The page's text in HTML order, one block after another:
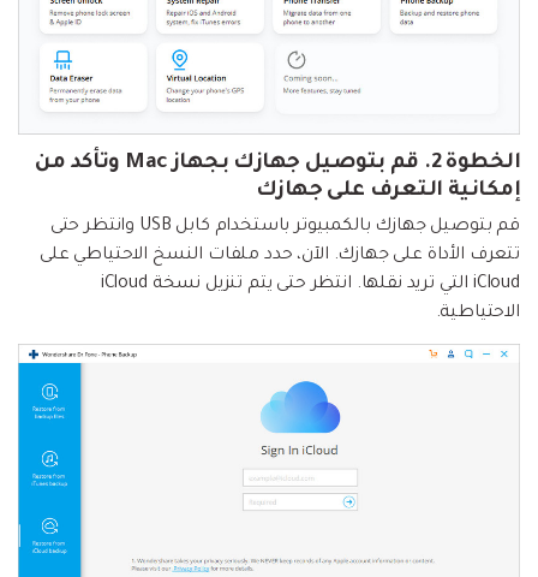
الخطوة 2.
قم بتوصيل جهازك بجهاز Mac وتأكد من
إمكانية التعرف على جهازك
قم بتوصيل جهازك بالكمبيوتر باستخدام كابل USB وانتظر حتى
تتعرف الأداة على جهازك. الآن، حدد ملفات النسخ الاحتياطي على
iCloud التي تريد نقلها. انتظر حتى يتم تنزيل نسخة iCloud
الاحتياطية.